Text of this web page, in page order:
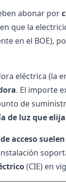
abonar por
que la
en el BOE),
eléctrica (la
. El importe
de
de luz que
acceso
(CIE) en